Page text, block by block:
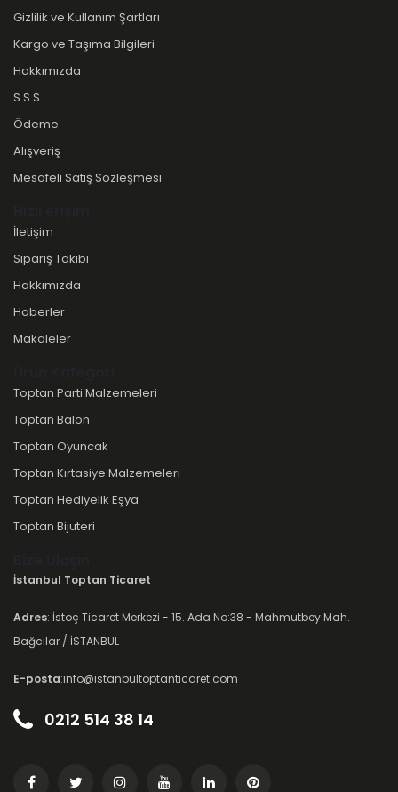
Gizlilik ve Kullanım Şartları
Kargo ve Taşıma Bilgileri
Hakkımızda
S.S.S.
Ödeme
Alışveriş
Mesafeli Satış Sözleşmesi
İletişim
Sipariş Takibi
Hakkımızda
Haberler
Makaleler
Toptan Parti Malzemeleri
Toptan Balon
Toptan Oyuncak
Toptan Kırtasiye Malzemeleri
Toptan Hediyelik Eşya
Toptan Bijuteri
İstanbul Toptan Ticaret
Adres: İstoç Ticaret Merkezi - 15. Ada No:38 - Mahmutbey Mah.
Bağcılar / İSTANBUL
E-posta:info@istanbultoptanticaret.com
0212 514 38 14